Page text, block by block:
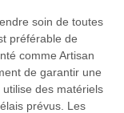
soin de toutes
préférable de
comme Artisan
de garantir une
des matériels
prévus. Les